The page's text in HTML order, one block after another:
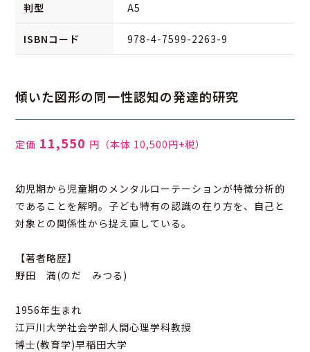
判型 A5
ISBNコード 978-4-7599-2263-9
傾いた図形の同一性認知の発達的研究
定価 11,550 円 （本体 10,500円+税）
幼児期から児童期のメンタルローテーションが特徴分析的
であることを解明。子ども特有の認識の在り方を、自己と
対象との関係性から捉え直している。
【著者略歴】
野田 満(のだ みつる)
1956年生まれ
江戸川大学社会学部人間心理学科教授
博士(教育学)早稲田大学